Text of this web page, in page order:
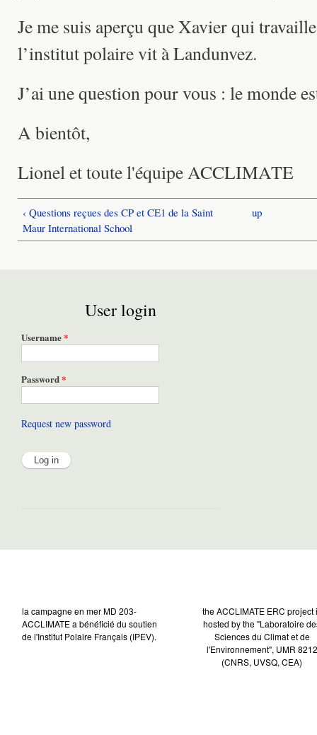
Je me suis aperçu que Xavier qui
l’institut polaire vit à Landunvez.
J’ai une question pour vous : le monde
A bientôt,
Lionel et toute l'équipe ACCLIMATE
‹ Questions reçues des CP et CE1 de la Saint
Maur International School
up
User login
Username*
Password*
Request new password
la campagne en mer MD 203-
ACCLIMATE a bénéficié du soutien
de l'Institut Polaire Français (IPEV).
the ACCLIMATE ERC project
hosted by the "Laboratoire
Sciences du Climat et de
l'Environnement", UMR 8212
(CNRS, UVSQ, CEA)